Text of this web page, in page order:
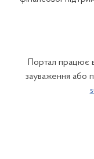
Портал працює
зауваження або